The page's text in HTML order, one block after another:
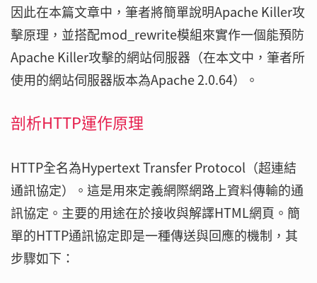
因此在本篇文章中，筆者將簡單說明Apache Killer攻
擊原理，並搭配mod_rewrite模組來實作一個能預防
Apache Killer攻擊的網站伺服器（在本文中，筆者所
使用的網站伺服器版本為Apache 2.0.64）。
剖析HTTP運作原理
HTTP全名為Hypertext Transfer Protocol（超連結
通訊協定）。這是用來定義網際網路上資料傳輸的通
訊協定。主要的用途在於接收與解譯HTML網頁。簡
單的HTTP通訊協定即是一種傳送與回應的機制，其
步驟如下：